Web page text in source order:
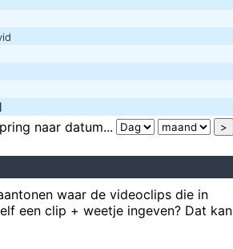
naar datum...
waar de videoclips die in
een clip + weetje ingeven? Dat kan